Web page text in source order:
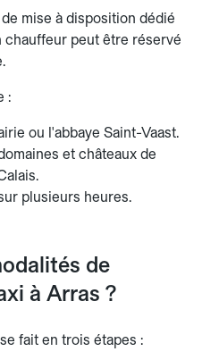
mise à disposition dédié
chauffeur peut être réservé
:
ou l'abbaye Saint-Vaast.
et châteaux de
plusieurs heures.
de
à Arras ?
fait en trois étapes :